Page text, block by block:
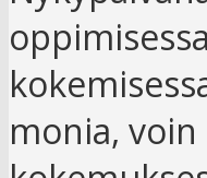
monia, voin